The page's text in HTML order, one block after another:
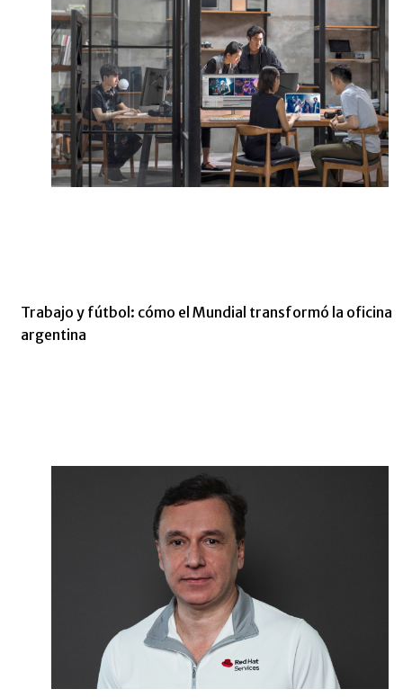
Trabajo y fútbol: cómo el Mundial transformó la oficina
argentina